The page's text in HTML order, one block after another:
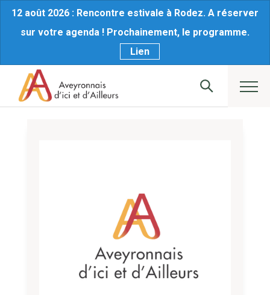
12 août 2026 : Rencontre estivale à Rodez. A réserver
sur votre agenda ! Prochainement, le programme.
Lien